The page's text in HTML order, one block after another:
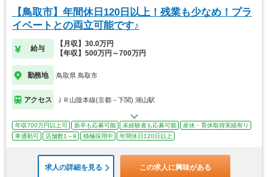
【鳥取市】年間休日120日以上！残業も少なめ！プラ
イベートとの両立可能です♪
給与
【月収】30.0万円
【年収】500万円～700万円
勤務地 鳥取県 鳥取市
アクセス ＪＲ山陰本線(京都－下関) 湖山駅
年収700万円以上可 新卒も応募可能 未経験者も応募可能
産休・育休取得実績有り
車通勤可
店舗数1～9 積極採用中 年間休日120日以上
求人の詳細を見る この求人に興味がある